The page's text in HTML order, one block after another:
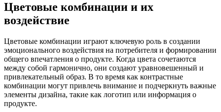
Цветовые комбинации и их
воздействие
Цветовые комбинации играют ключевую роль в создании
эмоционального воздействия на потребителя и формировании
общего впечатления о продукте. Когда цвета сочетаются
между собой гармонично, они создают уравновешенный и
привлекательный образ. В то время как контрастные
комбинации могут привлечь внимание и подчеркнуть важные
элементы дизайна, такие как логотип или информация о
продукте.